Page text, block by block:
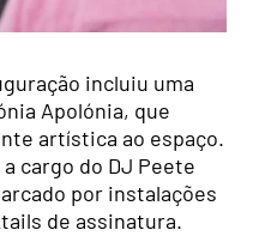
incluiu uma
Apolónia, que
artística ao espaço.
cargo do DJ Peete
por instalações
de assinatura.